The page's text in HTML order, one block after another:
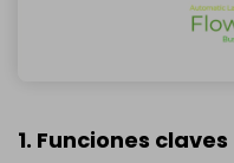
1. Funciones claves